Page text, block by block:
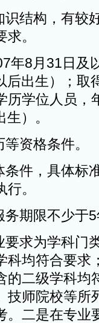
结构，有较
。
年8月31日及
后出生）；取
历学位人员，
）。
资格条件。
件，具体标
。
务期限不少于
求为学科门
科均符合要求
的二级学科均
技师院校等所
。二是在专业